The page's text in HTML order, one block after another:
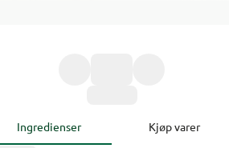
Ingredienser Kjøp varer